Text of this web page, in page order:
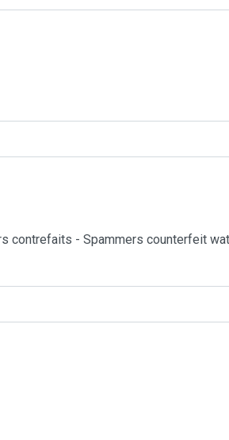
contrefaits - Spammers counterfeit